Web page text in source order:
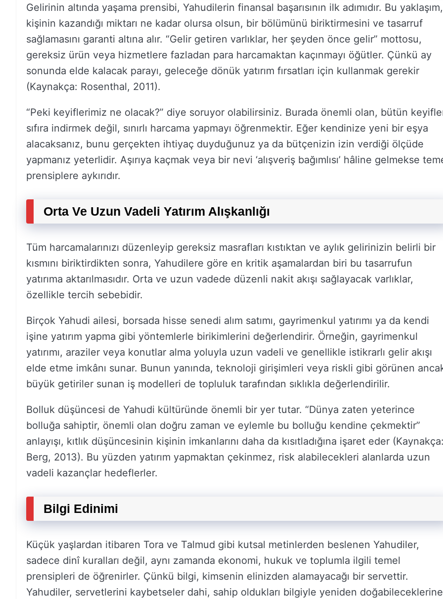
Gelirinin altında yaşama prensibi, Yahudilerin finansal başarısının ilk adımıdır. Bu yaklaşım,
kişinin kazandığı miktarı ne kadar olursa olsun, bir bölümünü biriktirmesini ve tasarruf
sağlamasını garanti altına alır. “Gelir getiren varlıklar, her şeyden önce gelir” mottosu,
gereksiz ürün veya hizmetlere fazladan para harcamaktan kaçınmayı öğütler. Çünkü ay
sonunda elde kalacak parayı, geleceğe dönük yatırım fırsatları için kullanmak gerekir
(Kaynakça: Rosenthal, 2011).
“Peki keyiflerimiz ne olacak?” diye soruyor olabilirsiniz. Burada önemli olan, bütün
sıfıra indirmek değil, sınırlı harcama yapmayı öğrenmektir. Eğer kendinize yeni bir eşya
alacaksanız, bunu gerçekten ihtiyaç duyduğunuz ya da bütçenizin izin verdiği ölçüde
yapmanız yeterlidir. Aşırıya kaçmak veya bir nevi ‘alışveriş bağımlısı’ hâline gelmekse
prensiplere aykırıdır.
Orta Ve Uzun Vadeli Yatırım Alışkanlığı
Tüm harcamalarınızı düzenleyip gereksiz masrafları kıstıktan ve aylık gelirinizin belirli bir
kısmını biriktirdikten sonra, Yahudilere göre en kritik aşamalardan biri bu tasarrufun
yatırıma aktarılmasıdır. Orta ve uzun vadede düzenli nakit akışı sağlayacak varlıklar,
özellikle tercih sebebidir.
Birçok Yahudi ailesi, borsada hisse senedi alım satımı, gayrimenkul yatırımı ya da kendi
işine yatırım yapma gibi yöntemlerle birikimlerini değerlendirir. Örneğin, gayrimenkul
yatırımı, araziler veya konutlar alma yoluyla uzun vadeli ve genellikle istikrarlı gelir akışı
elde etme imkânı sunar. Bunun yanında, teknoloji girişimleri veya riskli gibi görünen
büyük getiriler sunan iş modelleri de topluluk tarafından sıklıkla değerlendirilir.
Bolluk düşüncesi de Yahudi kültüründe önemli bir yer tutar. “Dünya zaten yeterince
bolluğa sahiptir, önemli olan doğru zaman ve eylemle bu bolluğu kendine çekmektir”
anlayışı, kıtlık düşüncesinin kişinin imkanlarını daha da kısıtladığına işaret eder
Berg, 2013). Bu yüzden yatırım yapmaktan çekinmez, risk alabilecekleri alanlarda uzun
vadeli kazançlar hedeflerler.
Bilgi Edinimi
Küçük yaşlardan itibaren Tora ve Talmud gibi kutsal metinlerden beslenen Yahudiler,
sadece dinî kuralları değil, aynı zamanda ekonomi, hukuk ve toplumla ilgili temel
prensipleri de öğrenirler. Çünkü bilgi, kimsenin elinizden alamayacağı bir servettir.
Yahudiler, servetlerini kaybetseler dahi, sahip oldukları bilgiyle yeniden doğabileceklerine